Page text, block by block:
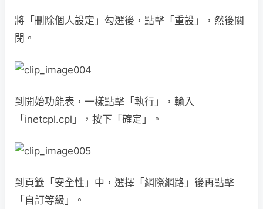
將「刪除個人設定」勾選後，點擊「重設」，然後關
閉。
到開始功能表，一樣點擊「執行」，輸入
「inetcpl.cpl」，按下「確定」。
到頁籤「安全性」中，選擇「網際網路」後再點擊
「自訂等級」。